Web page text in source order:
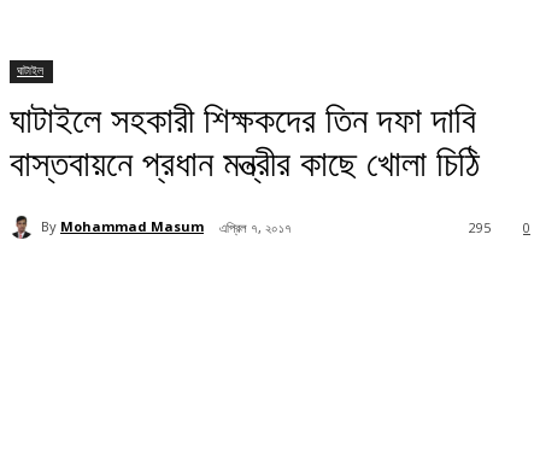
ঘাটাইল
ঘাটাইলে সহকারী শিক্ষকদের তিন দফা দাবি
বাস্তবায়নে প্রধান মন্ত্রীর কাছে খোলা চিঠি
By Mohammad Masum এপ্রিল ৭, ২০১৭ 0
295